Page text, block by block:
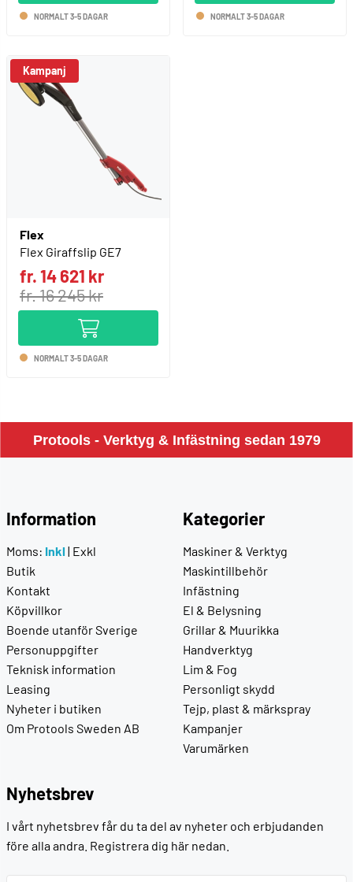
NORMALT 3-5 DAGAR NORMALT 3-5 DAGAR
Kampanj
Flex
Flex Giraffslip GE7
fr. 14 621 kr
fr. 16 245 kr
NORMALT 3-5 DAGAR
Protools - Verktyg & Infästning sedan 1979
Information
Moms: Inkl | Exkl
Butik
Kontakt
Köpvillkor
Boende utanför Sverige
Personuppgifter
Teknisk information
Leasing
Nyheter i butiken
Om Protools Sweden AB
Kategorier
Maskiner & Verktyg
Maskintillbehör
Infästning
El & Belysning
Grillar & Muurikka
Handverktyg
Lim & Fog
Personligt skydd
Tejp, plast & märkspray
Kampanjer
Varumärken
Nyhetsbrev
I vårt nyhetsbrev får du ta del av nyheter och erbjudanden
före alla andra. Registrera dig här nedan.